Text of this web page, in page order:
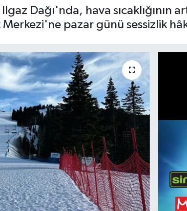
Dağı'nda, hava sıcaklığının
pazar günü sessizlik